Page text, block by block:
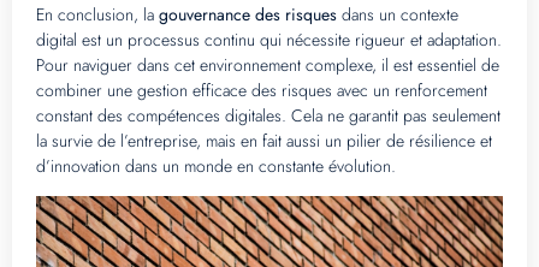
En conclusion, la gouvernance des risques dans un contexte
digital est un processus continu qui nécessite rigueur et adaptation.
Pour naviguer dans cet environnement complexe, il est essentiel de
combiner une gestion efficace des risques avec un renforcement
constant des compétences digitales. Cela ne garantit pas seulement
la survie de l’entreprise, mais en fait aussi un pilier de résilience et
d’innovation dans un monde en constante évolution.